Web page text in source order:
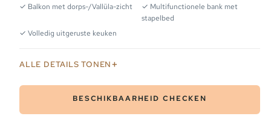
✓ Balkon met dorps-/Vallüla-zicht
✓ Multifunctionele bank met
stapelbed
✓ Volledig uitgeruste keuken
ALLE DETAILS TONEN
BESCHIKBAARHEID CHECKEN